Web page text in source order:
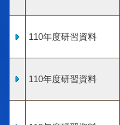
110年度研習資料
110年度研習資料